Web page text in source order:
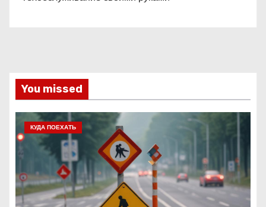
You missed
КУДА ПОЕХАТЬ